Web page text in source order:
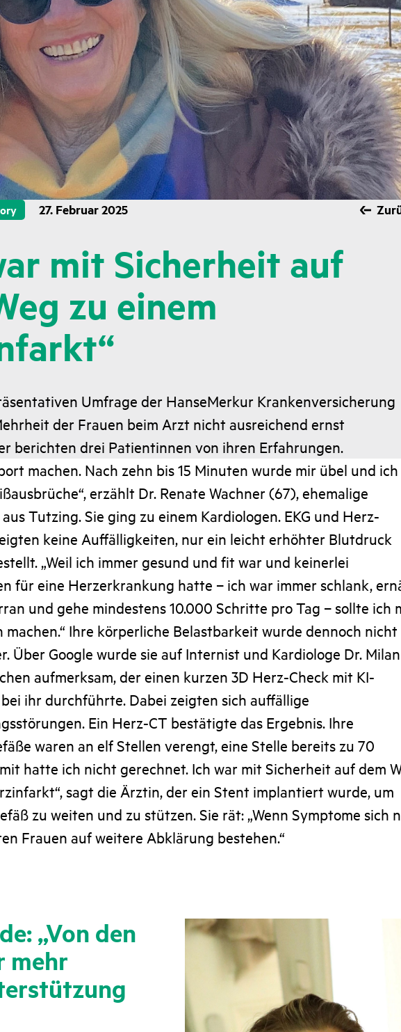
27. Februar 2025
mit Sicherheit auf
zu einem
Umfrage der HanseMerkur Krankenversicherung
der Frauen beim Arzt nicht ausreichend ernst
berichten drei Patientinnen von ihren Erfahrungen.
machen. Nach zehn bis 15 Minuten wurde mir übel und ich
erzählt Dr. Renate Wachner (67), ehemalige
Tutzing. Sie ging zu einem Kardiologen. EKG und Herz-
keine Auffälligkeiten, nur ein leicht erhöhter Blutdruck
„Weil ich immer gesund und fit war und keinerlei
für eine Herzerkrankung hatte – ich war immer schlank,
und gehe mindestens 10.000 Schritte pro Tag – sollte ich
machen.“ Ihre körperliche Belastbarkeit wurde dennoch nicht
Über Google wurde sie auf Internist und Kardiologe Dr. Milan
aufmerksam, der einen kurzen 3D Herz-Check mit KI-
ihr durchführte. Dabei zeigten sich auffällige
Ein Herz-CT bestätigte das Ergebnis. Ihre
waren an elf Stellen verengt, eine Stelle bereits zu 70
hatte ich nicht gerechnet. Ich war mit Sicherheit auf dem
sagt die Ärztin, der ein Stent implantiert wurde, um
zu weiten und zu stützen. Sie rät: „Wenn Symptome sich
Frauen auf weitere Abklärung bestehen.“
„Von den
mehr